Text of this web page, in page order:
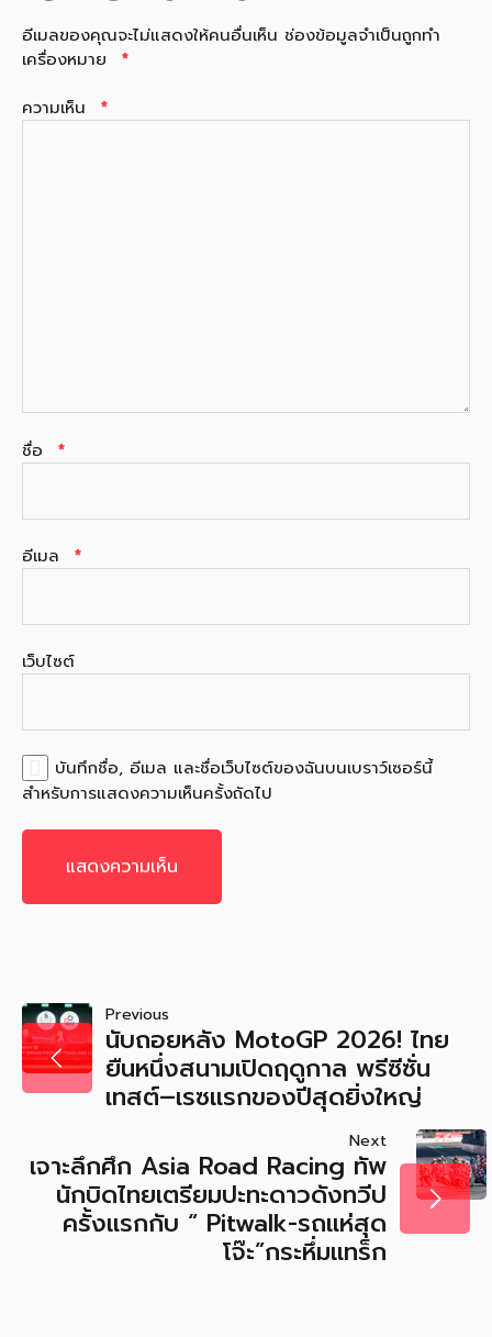
อีเมลของคุณจะไม่แสดงให้คนอื่นเห็น ช่องข้อมูลจำเป็นถูกทำ
เครื่องหมาย
*
ความเห็น *
ชื่อ *
อีเมล *
เว็บไซต์
บันทึกชื่อ, อีเมล และชื่อเว็บไซต์ของฉันบนเบราว์เซอร์นี้
สำหรับการแสดงความเห็นครั้งถัดไป
แนะแนว
เรื่อง
Previous
นับถอยหลัง MotoGP 2026! ไทย
ยืนหนึ่งสนามเปิดฤดูกาล พรีซีซั่น
เทสต์–เรซแรกของปีสุดยิ่งใหญ่
Next
เจาะลึกศึก Asia Road Racing ทัพ
นักบิดไทยเตรียมปะทะดาวดังทวีป
ครั้งแรกกับ “ Pitwalk-รถแห่สุด
โจ๊ะ”กระหึ่มแทร็ก